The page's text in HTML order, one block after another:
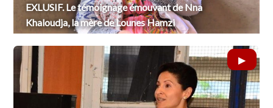
EXLUSIF. Le témoignage émouvant de Nna
Khaloudja, la mère de Lounes Hamzi